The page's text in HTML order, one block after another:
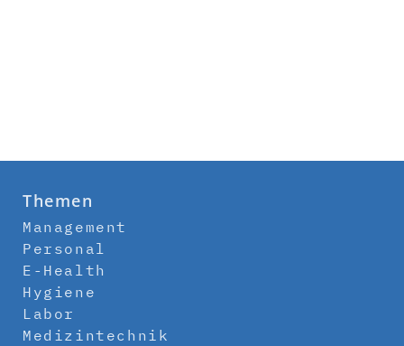
Themen
Management
Personal
E-Health
Hygiene
Labor
Medizintechnik